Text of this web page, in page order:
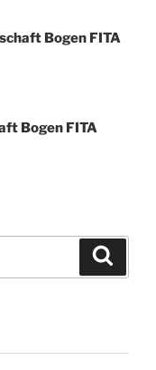
Bogen FITA
Bogen FITA